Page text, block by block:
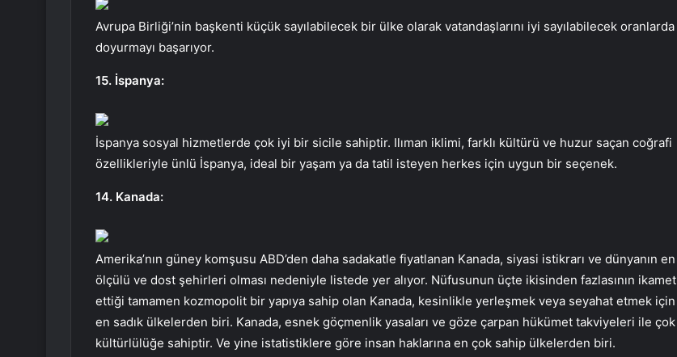
Avrupa Birliği’nin başkenti küçük sayılabilecek bir ülke olarak vatandaşlarını iyi sayılabilecek oranlarda
doyurmayı başarıyor.
15. İspanya:
İspanya sosyal hizmetlerde çok iyi bir sicile sahiptir. Ilıman iklimi, farklı kültürü ve huzur saçan coğrafi
özellikleriyle ünlü İspanya, ideal bir yaşam ya da tatil isteyen herkes için uygun bir seçenek.
14. Kanada:
Amerika’nın güney komşusu ABD’den daha sadakatle fiyatlanan Kanada, siyasi istikrarı ve dünyanın en
ölçülü ve dost şehirleri olması nedeniyle listede yer alıyor. Nüfusunun üçte ikisinden fazlasının ikamet
ettiği tamamen kozmopolit bir yapıya sahip olan Kanada, kesinlikle yerleşmek veya seyahat etmek için
en sadık ülkelerden biri. Kanada, esnek göçmenlik yasaları ve göze çarpan hükümet takviyeleri ile çok
kültürlülüğe sahiptir. Ve yine istatistiklere göre insan haklarına en çok sahip ülkelerden biri.